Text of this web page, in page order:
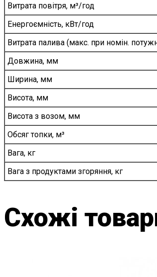
Витрата повітря, м³/год
Енергоємність, кВт/год
Витрата палива (макс. при номін.
Довжина, мм
Ширина, мм
Висота, мм
Висота з возом, мм
Обсяг топки, м³
Вага, кг
Вага з продуктами згоряння, кг
Схожі